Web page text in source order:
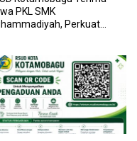
PKL SMK
Perkuat